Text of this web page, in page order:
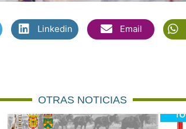
Linkedin Email
OTRAS NOTICIAS